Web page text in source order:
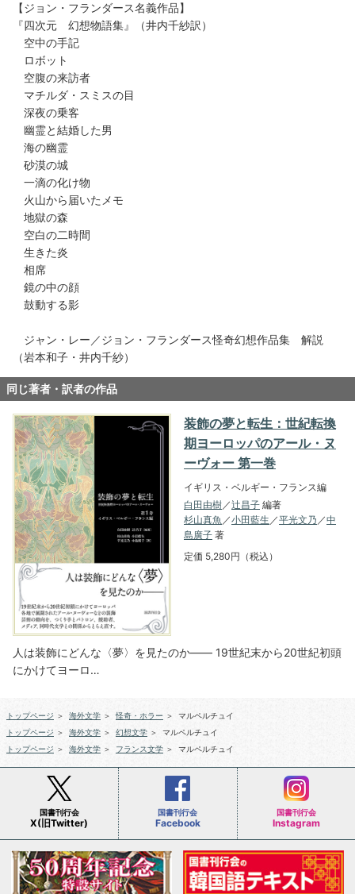
【ジョン・フランダース名義作品】
『四次元 幻想物語集』（井内千紗訳）
空中の手記
ロボット
空腹の来訪者
マチルダ・スミスの目
深夜の乗客
幽霊と結婚した男
海の幽霊
砂漠の城
一滴の化け物
火山から届いたメモ
地獄の森
空白の二時間
生きた炎
相席
鏡の中の顔
鼓動する影
ジャン・レー／ジョン・フランダース怪奇幻想作品集 解説
（岩本和子・井内千紗）
同じ著者・訳者の作品
装飾の夢と転生：世紀転換
期ヨーロッパのアール・ヌ
ーヴォー 第一巻
イギリス・ベルギー・フランス編
白田由樹／辻昌子 編著
杉山真魚 ／小田藍生 ／平光文乃 ／中
島廣子 著
定価 5,280円（税込）
人は装飾にどんな〈夢〉を見たのか―― 19世紀末から20世紀初頭
にかけてヨーロ…
トップページ ＞ 海外文学 ＞ 怪奇・ホラー ＞
マルペルチュイ
トップページ ＞ 海外文学 ＞ 幻想文学 ＞
マルペルチュイ
トップページ ＞ 海外文学 ＞ フランス文学 ＞ マルペルチュイ
国書刊行会
X(旧Twitter)
国書刊行会
Facebook
国書刊行会
Instagram